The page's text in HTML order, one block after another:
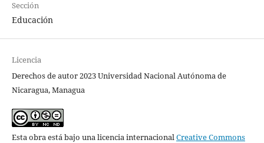
Sección
Educación
Licencia
Derechos de autor 2023 Universidad Nacional Autónoma de
Nicaragua, Managua
Esta obra está bajo una licencia internacional Creative Commons